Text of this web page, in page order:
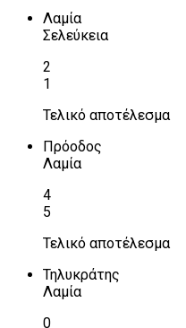
Λαμία
Σελεύκεια
2
1
Τελικό αποτέλεσμα
Πρόοδος
Λαμία
4
5
Τελικό αποτέλεσμα
Τηλυκράτης
Λαμία
0